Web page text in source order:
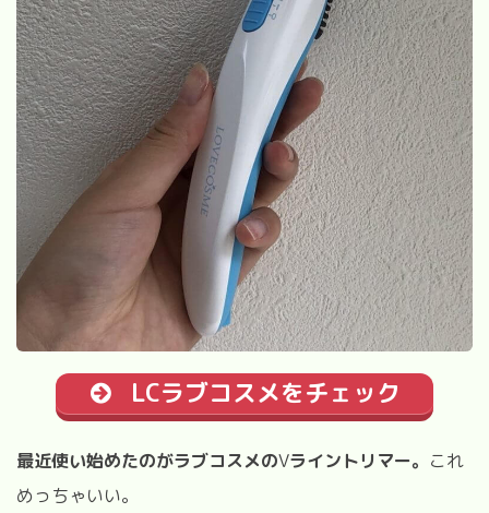
LCラブコスメをチェック
最近使い始めたのがラブコスメのVライントリマー。 これ
めっちゃいい。